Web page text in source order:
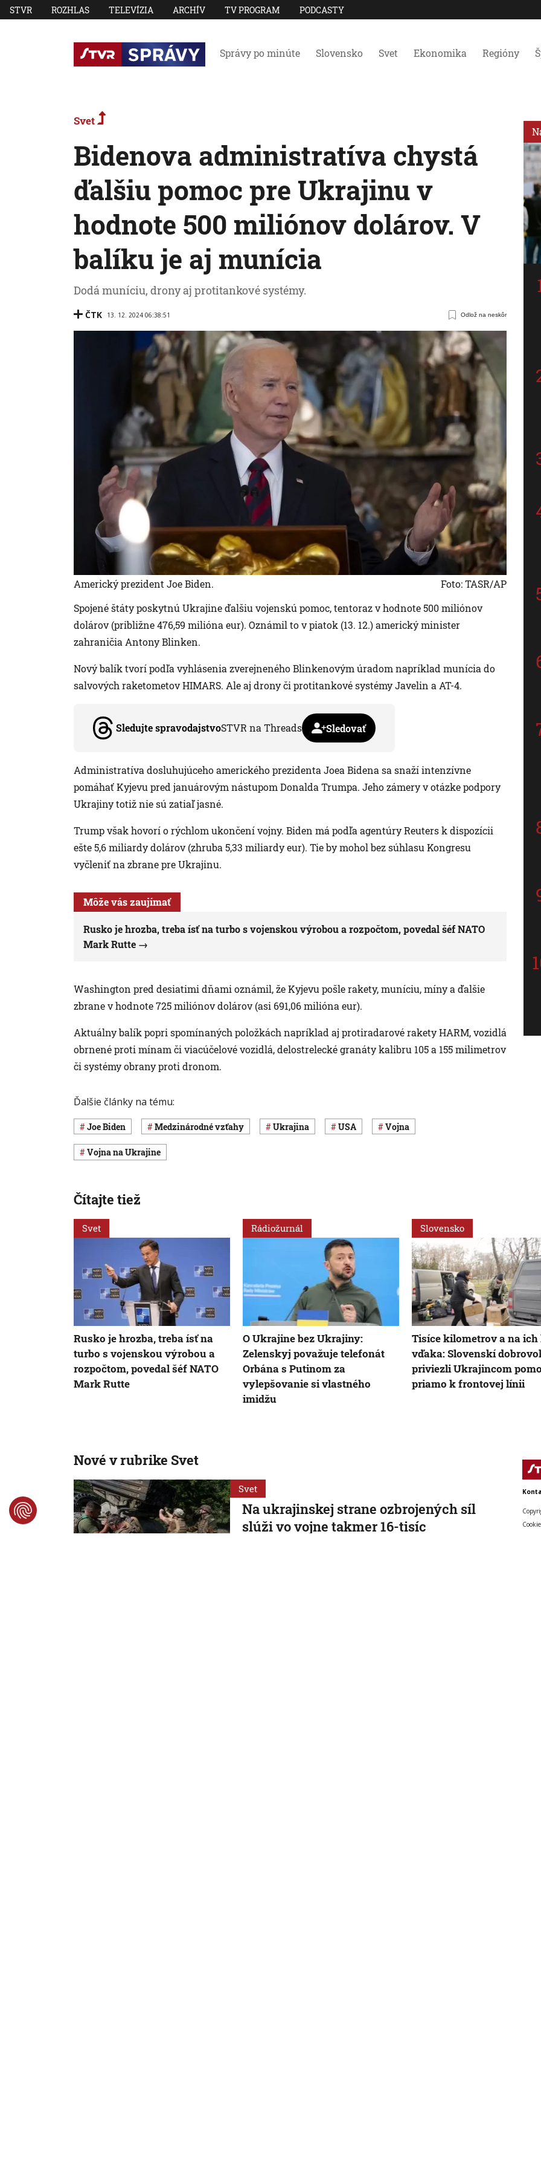
STVR ROZHLAS TELEVÍZIA ARCHÍV TV PROGRAM PODCASTY
Správy po minúte Slovensko Svet Ekonomika Regióny
Svet
Bidenova administratíva chystá
ďalšiu pomoc pre Ukrajinu v
hodnote 500 miliónov dolárov. V
balíku je aj munícia
Dodá muníciu, drony aj protitankové systémy.
ČTK 13. 12. 2024 06:38:51 Odlož na neskôr
Americký prezident Joe Biden.
Foto: TASR/AP
Spojené štáty poskytnú Ukrajine ďalšiu vojenskú pomoc, tentoraz v hodnote 500 miliónov
dolárov (približne 476,59 milióna eur). Oznámil to v piatok (13. 12.) americký minister
zahraničia Antony Blinken.
Nový balík tvorí podľa vyhlásenia zverejneného Blinkenovým úradom napríklad munícia do
salvových raketometov HIMARS. Ale aj drony či protitankové systémy Javelin a AT-4.
Sledujte spravodajstvoSTVR na Threads Sledovať
Administratíva dosluhujúceho amerického prezidenta Joea Bidena sa snaží intenzívne
pomáhať Kyjevu pred januárovým nástupom Donalda Trumpa. Jeho zámery v otázke podpory
Ukrajiny totiž nie sú zatiaľ jasné.
Trump však hovorí o rýchlom ukončení vojny. Biden má podľa agentúry Reuters k dispozícii
ešte 5,6 miliardy dolárov (zhruba 5,33 miliardy eur). Tie by mohol bez súhlasu Kongresu
vyčleniť na zbrane pre Ukrajinu.
Môže vás zaujímať
Rusko je hrozba, treba ísť na turbo s vojenskou výrobou a rozpočtom, povedal šéf NATO
Mark Rutte
Washington pred desiatimi dňami oznámil, že Kyjevu pošle rakety, muníciu, míny a ďalšie
zbrane v hodnote 725 miliónov dolárov (asi 691,06 milióna eur).
Aktuálny balík popri spomínaných položkách napríklad aj protiradarové rakety HARM, vozidlá
obrnené proti mínam či viacúčelové vozidlá, delostrelecké granáty kalibru 105 a 155 milimetrov
či systémy obrany proti dronom.
Ďalšie články na tému:
Joe Biden medzinárodné vzťahy Ukrajina USA vojna
vojna na Ukrajine
Čítajte tiež
Svet
Rusko je hrozba, treba ísť na
turbo s vojenskou výrobou a
rozpočtom, povedal šéf NATO
Mark Rutte
Rádiožurnál
O Ukrajine bez Ukrajiny:
Zelenskyj považuje telefonát
Orbána s Putinom za
vylepšovanie si vlastného
imidžu
Slovensko
Tisíce kilometrov a na
vďaka: Slovenskí
priviezli Ukrajincom
priamo k frontovej línii
Nové v rubrike Svet
Svet
Na ukrajinskej strane ozbrojených síl
slúži vo vojne takmer 16-tisíc